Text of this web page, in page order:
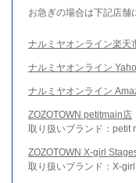
お急ぎの場合は下記店舗
ナルミヤオンライン楽天
ナルミヤオンライン
ナルミヤオンライン
ZOZOTOWN petitmain店
取り扱いブランド：petit
ZOZOTOWN X-girl
取り扱いブランド：X-